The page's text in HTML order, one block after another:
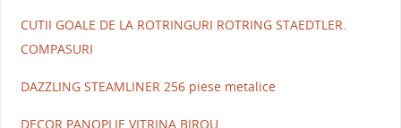
CUTII GOALE DE LA ROTRINGURI ROTRING STAEDTLER.
COMPASURI
DAZZLING STEAMLINER 256 piese metalice
DECOR PANOPLIE VITRINA BIROU